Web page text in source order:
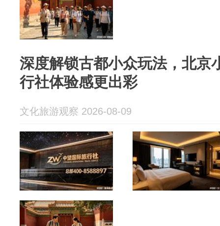
深度解锁古都小众玩法，北京
行社体验感更出彩
文化旅游观察 2026-08-09